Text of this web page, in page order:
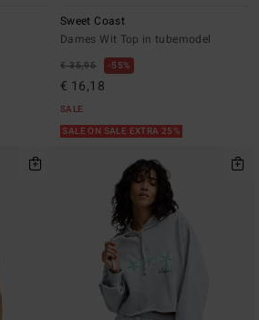
Sweet Coast
Dames Wit Top in tubemodel
€ 35,95 55%
€ 16,18
SALE
SALE ON SALE EXTRA 25%